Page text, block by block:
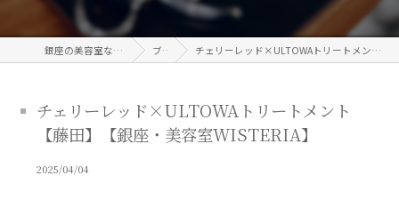
銀座の美容室なら信頼のWISTERIA ブログ チェリーレッド×ULTOWAトリートメント【藤田】【銀座・美容室WISTERIA】
チェリーレッド×ULTOWAトリートメント
【藤田】【銀座・美容室WISTERIA】
2025/04/04